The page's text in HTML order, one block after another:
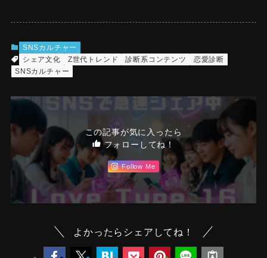
SNSカルチャー
シェア文化
Z世代トレンド 診断系コンテンツ
恋愛診断
SNSカルチャー
この記事が気に入ったら
フォローしてね！
Follow Me
よかったらシェアしてね！